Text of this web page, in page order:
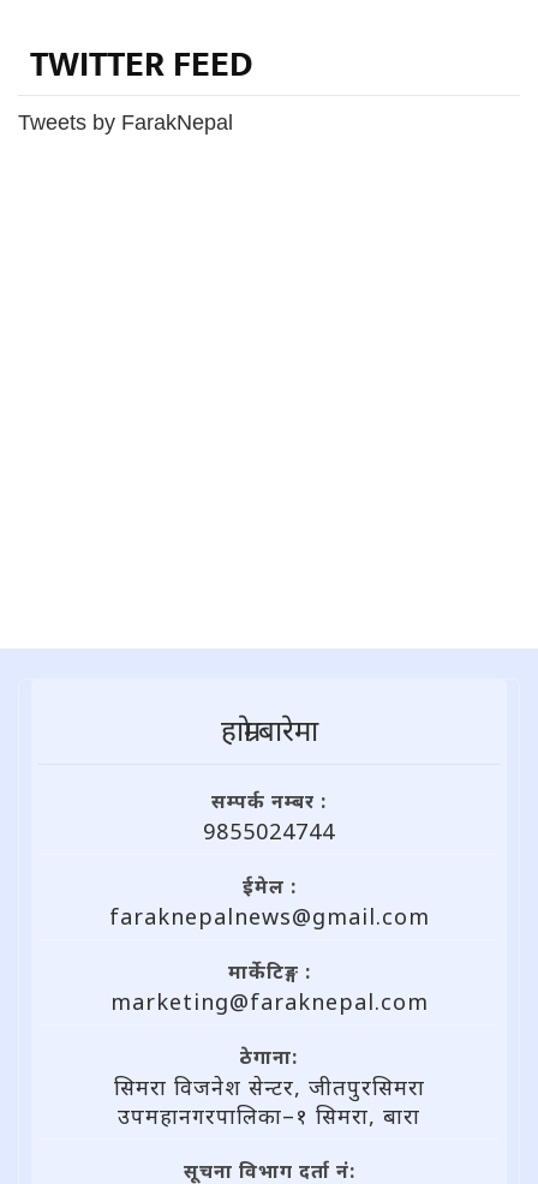
TWITTER FEED
Tweets by FarakNepal
हाम्राे बारेमा
सम्पर्क नम्बर :
9855024744
ईमेल :
faraknepalnews@gmail.com
मार्केटिङ्ग :
marketing@faraknepal.com
ठेगाना:
सिमरा विजनेश सेन्टर, जीतपुरसिमरा
उपमहानगरपालिका–१ सिमरा, बारा
सूचना विभाग दर्ता नं: